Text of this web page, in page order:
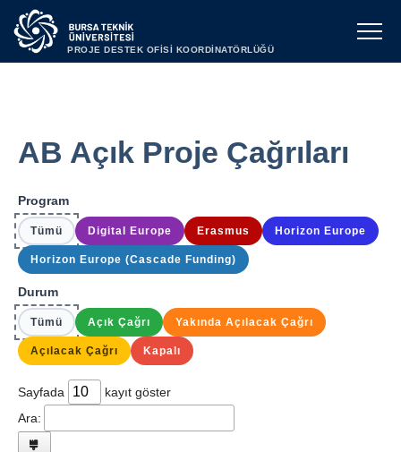
PROJE DESTEK OFİSİ KOORDİNATÖRLÜĞÜ
AB Açık Proje Çağrıları
Program
Tümü Digital Europe Erasmus Horizon Europe
Horizon Europe (Cascade Funding)
Durum
Tümü Açık Çağrı Yakında Açılacak Çağrı
Açılacak Çağrı Kapalı
Sayfada
kayıt göster
Ara: